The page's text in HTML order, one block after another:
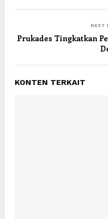
NEXT
Prukades Tingkatkan
KONTEN TERKAIT